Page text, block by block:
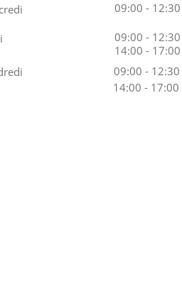
09:00 - 12:30
09:00 - 12:30
14:00 - 17:00
09:00 - 12:30
14:00 - 17:00